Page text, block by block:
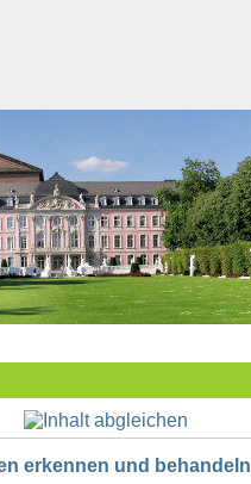
erkennen und behandeln